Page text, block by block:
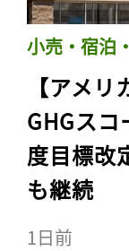
小売・宿泊
【アメ
GHGス
度目標改
も継続
1日前